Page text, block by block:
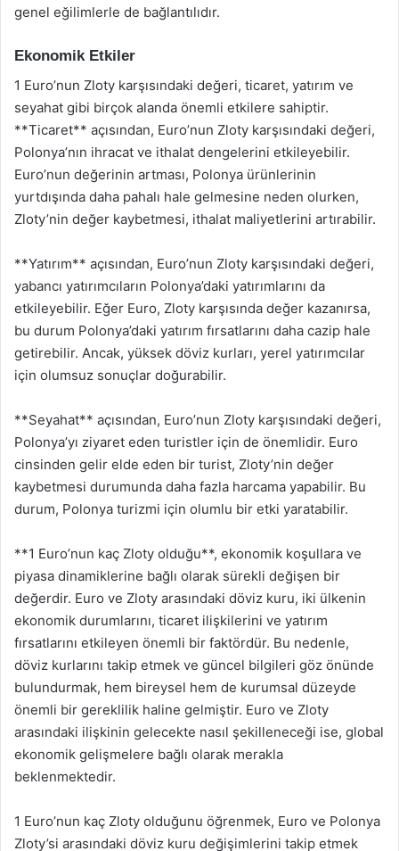
genel eğilimlerle de bağlantılıdır.
Ekonomik Etkiler
1 Euro’nun Zloty karşısındaki değeri, ticaret, yatırım ve
seyahat gibi birçok alanda önemli etkilere sahiptir.
**Ticaret** açısından, Euro’nun Zloty karşısındaki değeri,
Polonya’nın ihracat ve ithalat dengelerini etkileyebilir.
Euro’nun değerinin artması, Polonya ürünlerinin
yurtdışında daha pahalı hale gelmesine neden olurken,
Zloty’nin değer kaybetmesi, ithalat maliyetlerini artırabilir.
**Yatırım** açısından, Euro’nun Zloty karşısındaki değeri,
yabancı yatırımcıların Polonya’daki yatırımlarını da
etkileyebilir. Eğer Euro, Zloty karşısında değer kazanırsa,
bu durum Polonya’daki yatırım fırsatlarını daha cazip hale
getirebilir. Ancak, yüksek döviz kurları, yerel yatırımcılar
için olumsuz sonuçlar doğurabilir.
**Seyahat** açısından, Euro’nun Zloty karşısındaki değeri,
Polonya’yı ziyaret eden turistler için de önemlidir. Euro
cinsinden gelir elde eden bir turist, Zloty’nin değer
kaybetmesi durumunda daha fazla harcama yapabilir. Bu
durum, Polonya turizmi için olumlu bir etki yaratabilir.
**1 Euro’nun kaç Zloty olduğu**, ekonomik koşullara ve
piyasa dinamiklerine bağlı olarak sürekli değişen bir
değerdir. Euro ve Zloty arasındaki döviz kuru, iki ülkenin
ekonomik durumlarını, ticaret ilişkilerini ve yatırım
fırsatlarını etkileyen önemli bir faktördür. Bu nedenle,
döviz kurlarını takip etmek ve güncel bilgileri göz önünde
bulundurmak, hem bireysel hem de kurumsal düzeyde
önemli bir gereklilik haline gelmiştir. Euro ve Zloty
arasındaki ilişkinin gelecekte nasıl şekilleneceği ise, global
ekonomik gelişmelere bağlı olarak merakla
beklenmektedir.
1 Euro’nun kaç Zloty olduğunu öğrenmek, Euro ve Polonya
Zloty’si arasındaki döviz kuru değişimlerini takip etmek